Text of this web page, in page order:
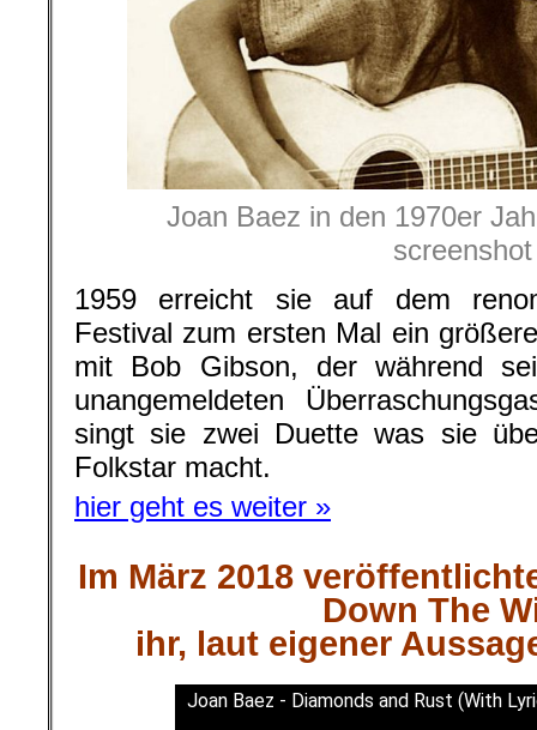
Joan Baez in den 1970er
screenshot
1959 erreicht sie auf dem
Festival zum ersten Mal ein
mit Bob Gibson, der während
unangemeldeten
singt sie zwei Duette was sie
Folkstar macht.
hier geht es weiter »
Im März 2018
Down The
ihr, laut eigener
Joan Baez - Diamonds and Rust (With